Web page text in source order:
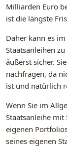
Milliarden Euro
ist die längste
Daher kann es
Staatsanleihen
äußerst sicher.
nachfragen, da
ist und natürlich
Wenn Sie im
Staatsanleihe mit
eigenen
seines eigenen